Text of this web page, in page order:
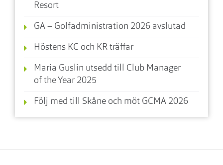
Resort
GA – Golfadministration 2026 avslutad
Höstens KC och KR träffar
Maria Guslin utsedd till Club Manager
of the Year 2025
Följ med till Skåne och möt GCMA 2026